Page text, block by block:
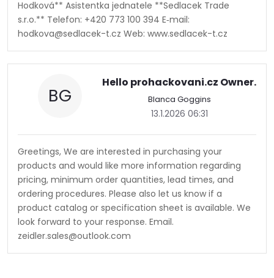
Hodková** Asistentka jednatele **Sedlacek Trade
s.r.o.** Telefon: +420 773 100 394 E‑mail:
hodkova@sedlacek-t.cz Web: www.sedlacek-t.cz
BG
Hello prohackovani.cz Owner.
Blanca Goggins
13.1.2026 06:31
Greetings, We are interested in purchasing your
products and would like more information regarding
pricing, minimum order quantities, lead times, and
ordering procedures. Please also let us know if a
product catalog or specification sheet is available. We
look forward to your response. Email.
zeidler.sales@outlook.com
Doprava a platby Prodejna Blog a návody